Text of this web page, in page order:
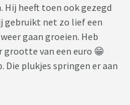
Hij heeft toen ook gezegd
gebruikt net zo lief een
gaan groeien. Heb
grootte van een euro 😁
plukjes springen er aan